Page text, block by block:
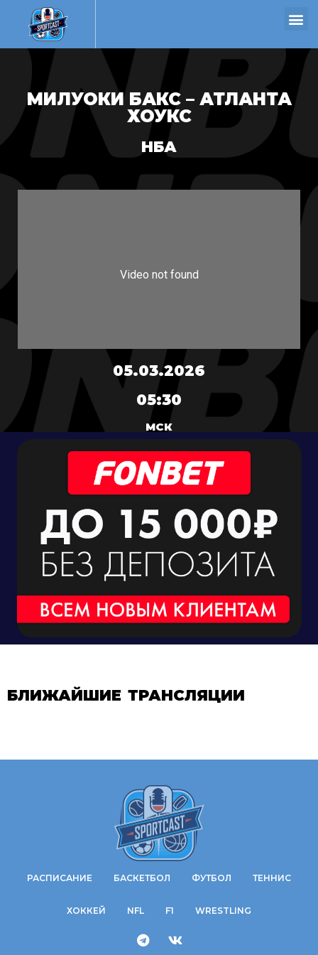
МИЛУОКИ БАКС – АТЛАНТА
ХОУКС
НБА
05.03.2026
05:30
МСК
БЛИЖАЙШИЕ ТРАНСЛЯЦИИ
РАСПИСАНИЕ БАСКЕТБОЛ ФУТБОЛ ТЕННИС
ХОККЕЙ NFL F1 WRESTLING